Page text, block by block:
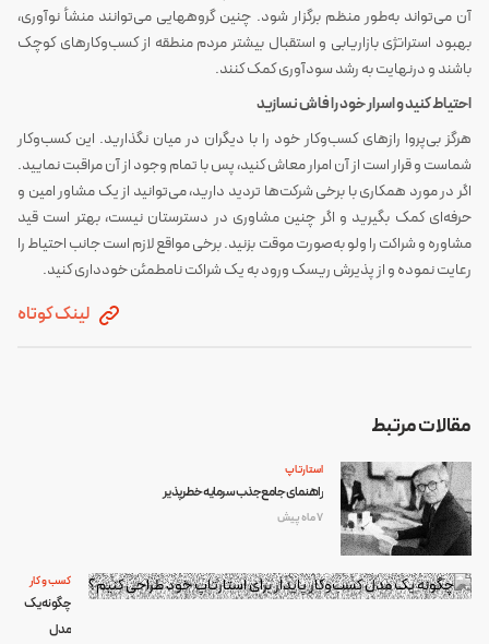
آن می‌تواند به‌طور منظم برگزار شود. چنین گروههایی می‌توانند منشأ نوآوری،
بهبود استراتژی بازاریابی و استقبال بیشتر مردم منطقه از کسب‌وکارهای کوچک
باشند و درنهایت به رشد سودآوری کمک کنند.
احتیاط کنید و اسرار خود را فاش نسازید
هرگز بی‌پروا رازهای کسب‌وکار خود را با دیگران در میان نگذارید. این کسب‌وکار
شماست و قرار است از آن امرار معاش کنید، پس با تمام وجود از آن مراقبت نمایید.
اگر در مورد همکاری با برخی شرکت‌ها تردید دارید، می‌توانید از یک مشاور امین و
حرفه‌ای کمک بگیرید و اگر چنین مشاوری در دسترستان نیست، بهتر است قید
مشاوره و شراکت را ولو به‌صورت موقت بزنید. برخی مواقع لازم است جانب احتیاط را
رعایت نموده و از پذیرش ریسک ورود به یک شراکت نامطمئن خودداری کنید.
لینک کوتاه
مقالات مرتبط
استارتاپ
راهنمای جامع جذب سرمایه خطرپذیر
7 ماه پیش
کسب و کار
چگونه یک
مدل